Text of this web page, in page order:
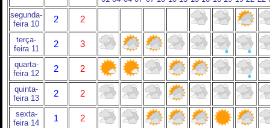
segunda-
feira 10
2 2
terça-
feira 11
2 3
quarta-
feira 12
2 2
quinta-
feira 13
2 2
sexta-
feira 14
1 2